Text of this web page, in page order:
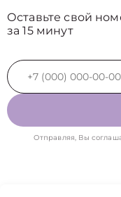
Оставьте свой
за 15 минут
Отправляя, Вы